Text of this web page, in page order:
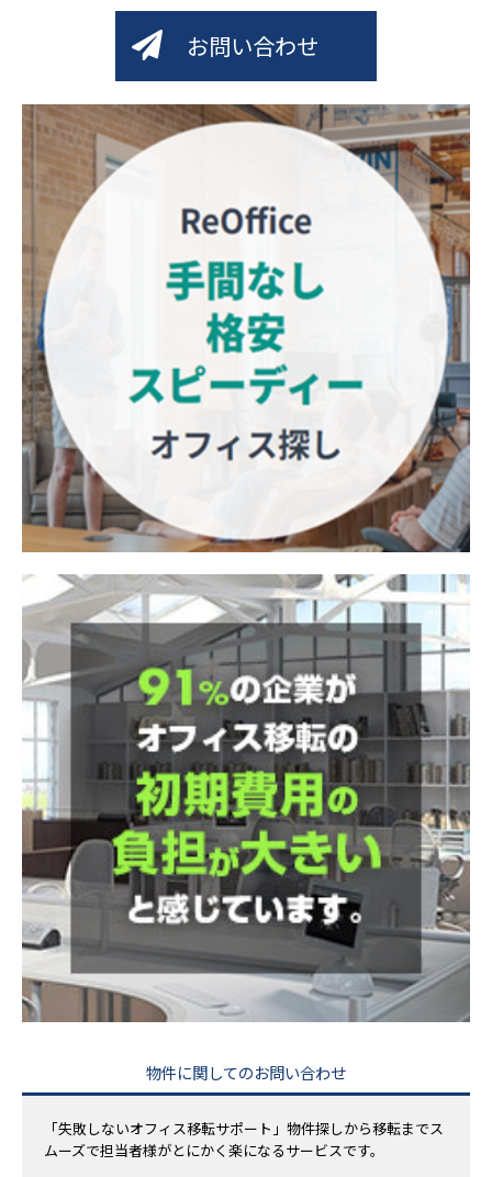
お問い合わせ
物件に関してのお問い合わせ
「失敗しないオフィス移転サポート」物件探しから移転までス
ムーズで担当者様がとにかく楽になるサービスです。